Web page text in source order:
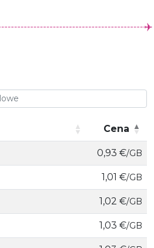
Cena
Cena
0,93 €/GB
1,01 €/GB
1,02 €/GB
1,03 €/GB